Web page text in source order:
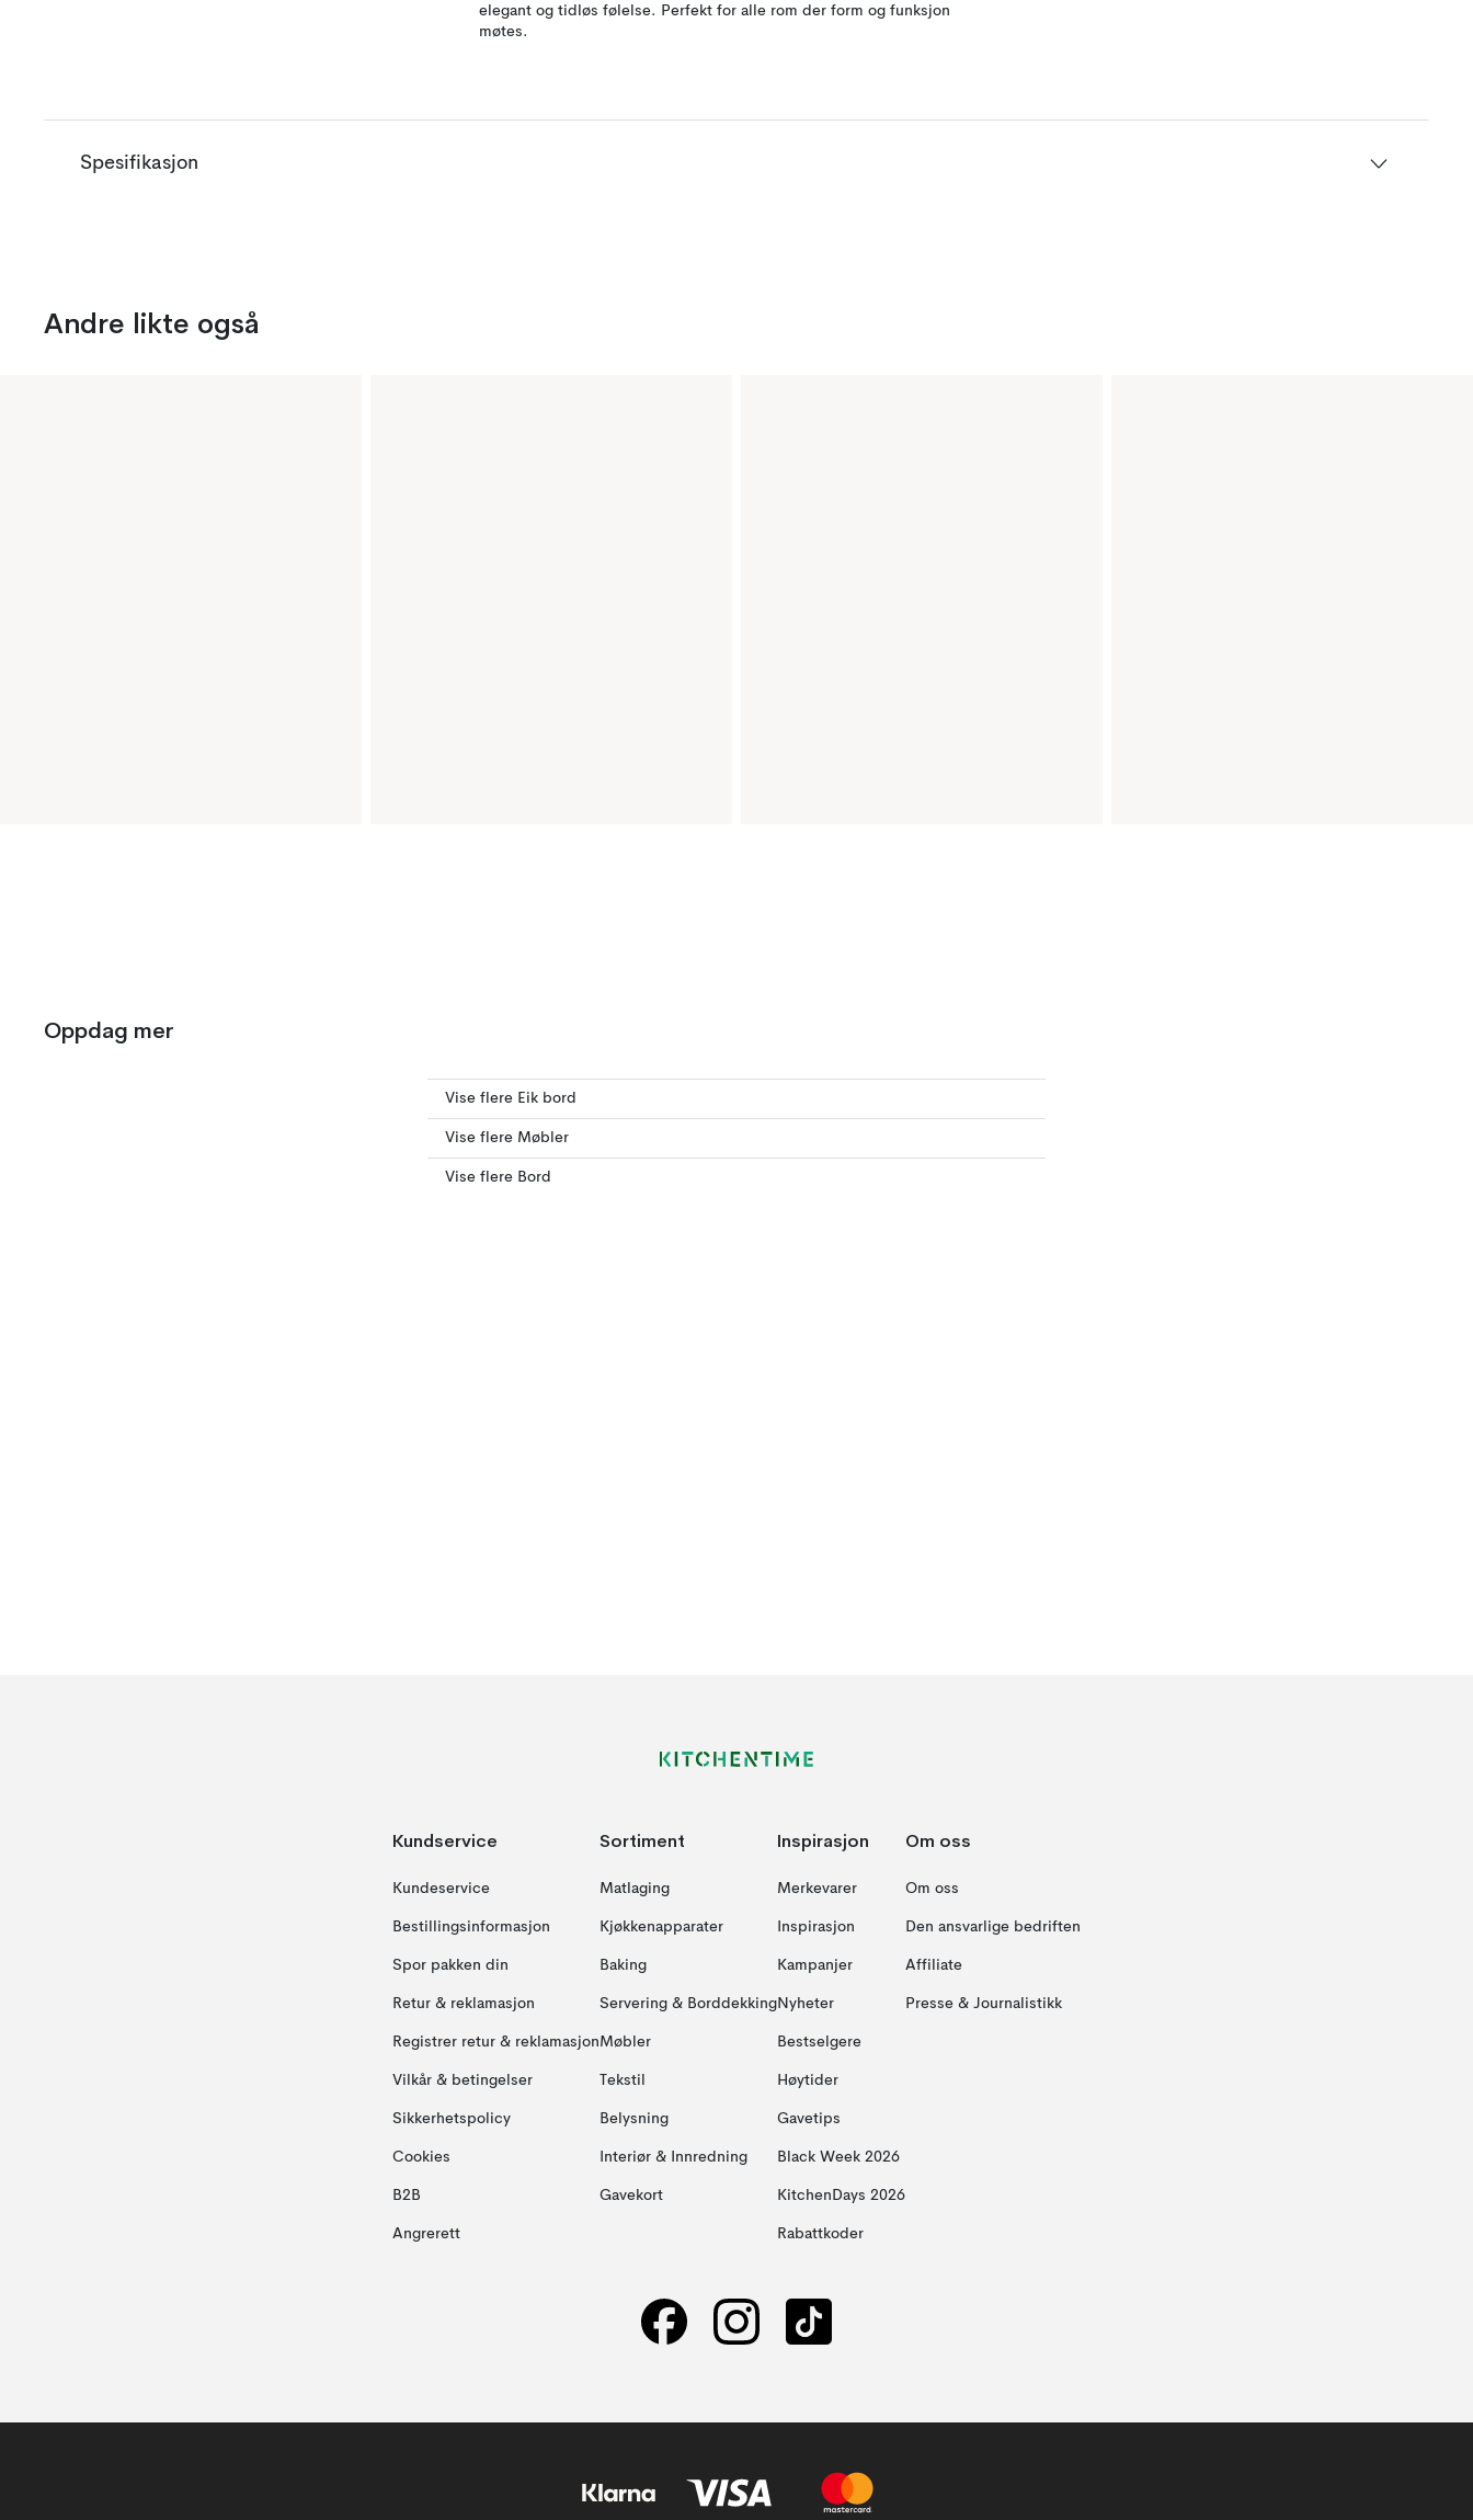
elegant og tidløs følelse. Perfekt for alle rom der form og funksjon
møtes.
Spesifikasjon
Andre likte også
Oppdag mer
Vise flere Eik bord
Vise flere Møbler
Vise flere Bord
Kundservice
Kundeservice
Bestillingsinformasjon
Spor pakken din
Retur & reklamasjon
Registrer retur & reklamasjon
Vilkår & betingelser
Sikkerhetspolicy
Cookies
B2B
Angrerett
Sortiment
Matlaging
Kjøkkenapparater
Baking
Servering & Borddekking
Møbler
Tekstil
Belysning
Interiør & Innredning
Gavekort
Inspirasjon
Merkevarer
Inspirasjon
Kampanjer
Nyheter
Bestselgere
Høytider
Gavetips
Black Week 2026
KitchenDays 2026
Rabattkoder
Om oss
Om oss
Den ansvarlige bedriften
Affiliate
Presse & Journalistikk